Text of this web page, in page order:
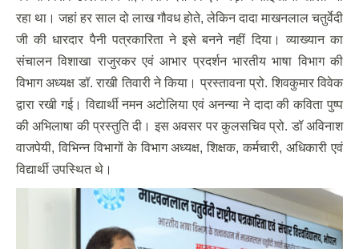
रहा था। जहां हर साल दो लाख गौवध होते, लेकिन दादा माखनलाल चतुर्वेदी
जी की धारदार पैनी पत्रकारिता ने इसे बनने नहीं दिया। व्याख्यान का
संचालन विशाखा राजुरकर एवं आभार प्रदर्शन भारतीय भाषा विभाग की
विभाग अध्यक्ष डॉ. राखी तिवारी ने किया। प्रस्तावना प्रो. शिवकुमार विवेक
द्वारा रखी गई। विद्यार्थी नमन अटोलिया एवं अनन्या ने दादा की कविता पुष्प
की अभिलाषा की प्रस्तुति दी। इस अवसर पर कुलसचिव प्रो. डॉ अविनाश
वाजपेयी, विभिन्न विभागों के विभाग अध्यक्ष, शिक्षक, कर्मचारी, अधिकारी एवं
विद्यार्थी उपस्थित थे।